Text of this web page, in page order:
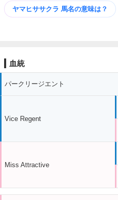
ヤマヒササクラ 馬名の意味は？
血統
パークリージエント
Vice Regent
Miss Attractive